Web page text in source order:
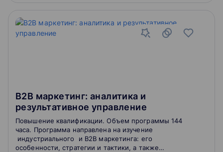
B2B маркетинг: аналитика и
результативное управление
Повышение квалификации. Объем программы 144
часа. Программа направлена на изучение
индустриального и В2В маркетинга: его
особенности, стратегии и тактики, а также